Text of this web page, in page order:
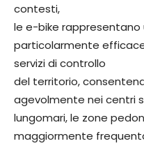
contesti,
le e-bike
particolarmente
servizi di controllo
del territorio,
agevolmente nei centri
lungomari, le zone
maggiormente